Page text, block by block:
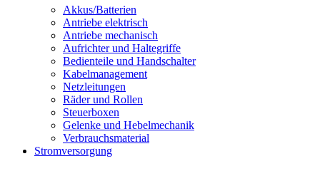
Akkus/Batterien
Antriebe elektrisch
Antriebe mechanisch
Aufrichter und Haltegriffe
Bedienteile und Handschalter
Kabelmanagement
Netzleitungen
Räder und Rollen
Steuerboxen
Gelenke und Hebelmechanik
Verbrauchsmaterial
Stromversorgung